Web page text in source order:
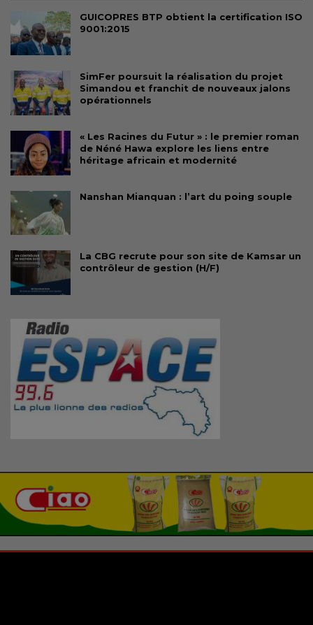
GUICOPRES BTP obtient la certification ISO
9001:2015
SimFer poursuit la réalisation du projet
Simandou et franchit de nouveaux jalons
opérationnels
« Les Racines du Futur » : le premier roman
de Néné Hawa explore les liens entre
héritage africain et modernité
Nanshan Mianquan : l’art du poing souple
La CBG recrute pour son site de Kamsar un
contrôleur de gestion (H/F)